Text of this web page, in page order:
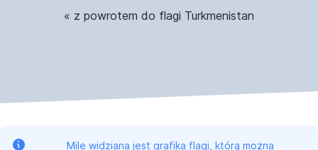
« z powrotem do flagi Turkmenistan
Mile widziana jest grafika flagi, którą można